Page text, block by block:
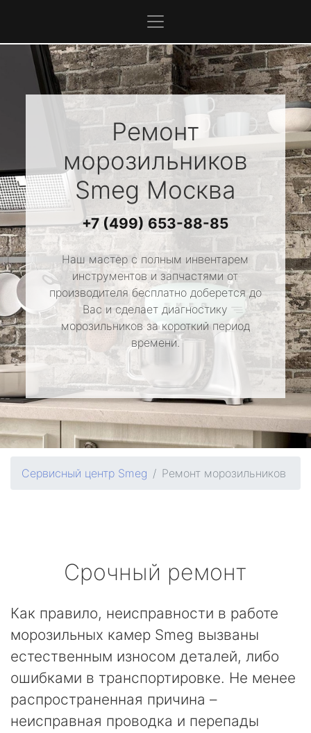
Ремонт
морозильников
Smeg Москва
+7 (499) 653-88-85
Наш мастер с полным инвентарем
инструментов и запчастями от
производителя бесплатно доберется до
Вас и сделает диагностику
морозильников за короткий период
времени.
Сервисный центр Smeg Ремонт морозильников
Срочный ремонт
Как правило, неисправности в работе
морозильных камер Smeg вызваны
естественным износом деталей, либо
ошибками в транспортировке. Не менее
распространенная причина –
неисправная проводка и перепады